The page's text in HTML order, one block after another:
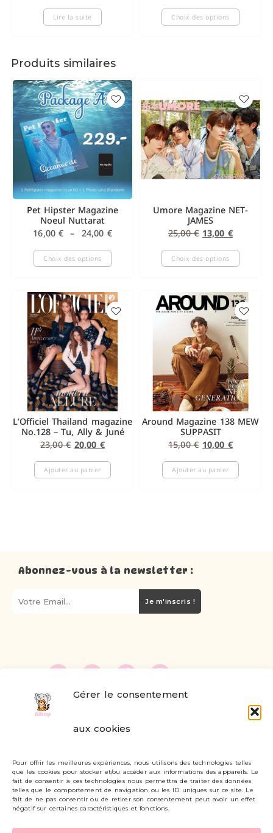
Gérer le consentement
aux cookies
Pour offrir les meilleures expériences, nous utilisons des technologies telles
que les cookies pour stocker et/ou accéder aux informations des appareils. Le
fait de consentir à ces technologies nous permettra de traiter des données
telles que le comportement de navigation ou les ID uniques sur ce site. Le
fait de ne pas consentir ou de retirer son consentement peut avoir un effet
négatif sur certaines caractéristiques et fonctions.
Lire la suite Choix des options
Produits similaires
Pet Hipster Magazine
Noeul Nuttarat
16,00€ – 24,00 €
Choix des options
Umore Magazine NET-
JAMES
25,00€ 13,00 €
Choix des options
L’Officiel Thailand magazine
No.128 – Tu, Ally & Juné
23,00€ 20,00 €
Ajouter au panier
Around Magazine 138 MEW
SUPPASIT
15,00€ 10,00 €
Ajouter au panier
Abonnez-vous à la newsletter :
Je m'inscris !
Livraisons et retours
Mon compte
Carte cadeau